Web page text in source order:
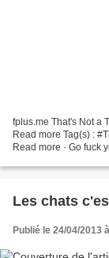
fplus.me That's Not a
Read more Tag(s) :
Read more · Go fuck
Les chats
Publié le 24/04/2013